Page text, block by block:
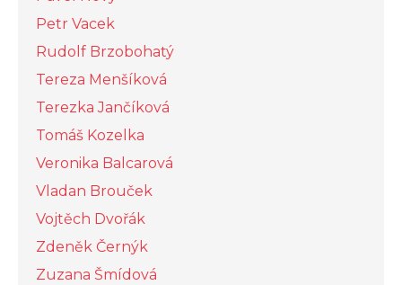
Petr Vacek
Rudolf Brzobohatý
Tereza Menšíková
Terezka Jančíková
Tomáš Kozelka
Veronika Balcarová
Vladan Brouček
Vojtěch Dvořák
Zdeněk Černýk
Zuzana Šmídová